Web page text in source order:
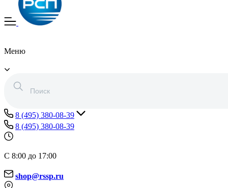
Меню
8 (495) 380-08-39
8 (495) 380-08-39
С 8:00 до 17:00
shop@rssp.ru